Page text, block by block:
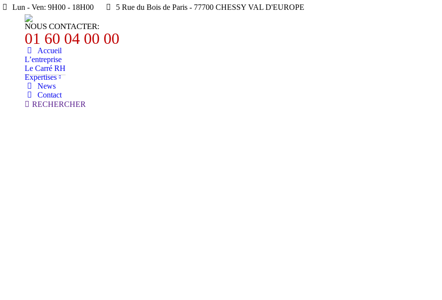
Lun - Ven: 9H00 - 18H00 5 Rue du Bois de Paris - 77700 CHESSY VAL D'EUROPE
NOUS CONTACTER:
01 60 04 00 00
Accueil
L’entreprise
Le Carré RH
Expertises
News
Contact
Search:
RECHERCHER